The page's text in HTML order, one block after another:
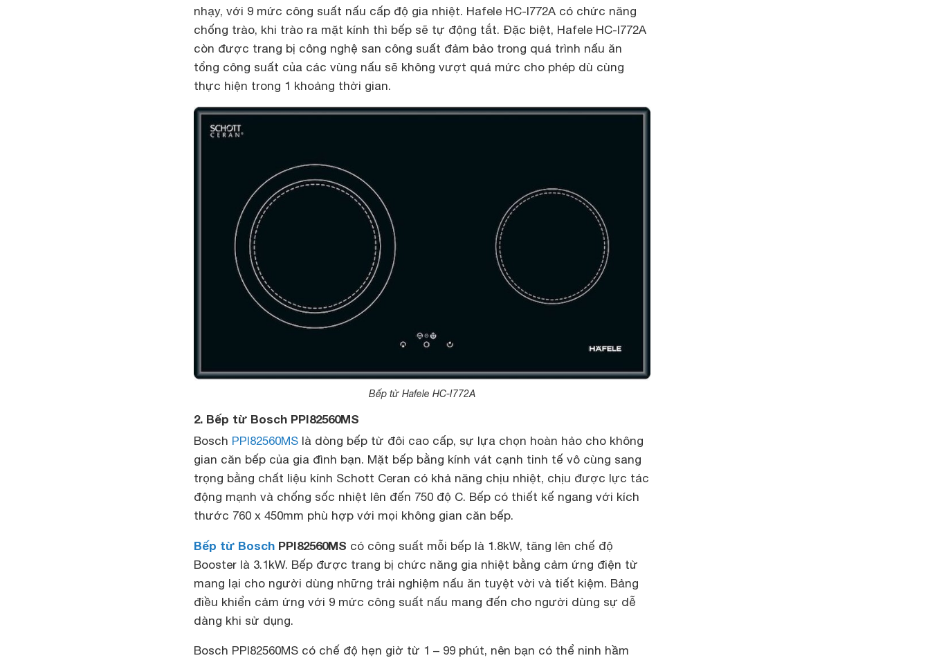
nhạy, với 9 mức công suất nấu cấp độ gia nhiệt. Hafele HC-I772A có chức năng
chống trào, khi trào ra mặt kính thì bếp sẽ tự động tắt. Đặc biệt, Hafele HC-I772A
còn được trang bị công nghệ san công suất đảm bảo trong quá trình nấu ăn
tổng công suất của các vùng nấu sẽ không vượt quá mức cho phép dù cùng
thực hiện trong 1 khoảng thời gian.
Bếp từ Hafele HC-I772A
2. Bếp từ Bosch PPI82560MS
Bosch PPI82560MS là dòng bếp từ đôi cao cấp, sự lựa chọn hoàn hảo cho không
gian căn bếp của gia đình bạn. Mặt bếp bằng kính vát cạnh tinh tế vô cùng sang
trọng bằng chất liệu kính Schott Ceran có khả năng chịu nhiệt, chịu được lực tác
động mạnh và chống sốc nhiệt lên đến 750 độ C. Bếp có thiết kế ngang với kích
thước 760 x 450mm phù hợp với mọi không gian căn bếp.
Bếp từ Bosch PPI82560MS có công suất mỗi bếp là 1.8kW, tăng lên chế độ
Booster là 3.1kW. Bếp được trang bị chức năng gia nhiệt bằng cảm ứng điện từ
mang lại cho người dùng những trải nghiệm nấu ăn tuyệt vời và tiết kiệm. Bảng
điều khiển cảm ứng với 9 mức công suất nấu mang đến cho người dùng sự dễ
dàng khi sử dụng.
Bosch PPI82560MS có chế độ hẹn giờ từ 1 – 99 phút, nên bạn có thể ninh hầm